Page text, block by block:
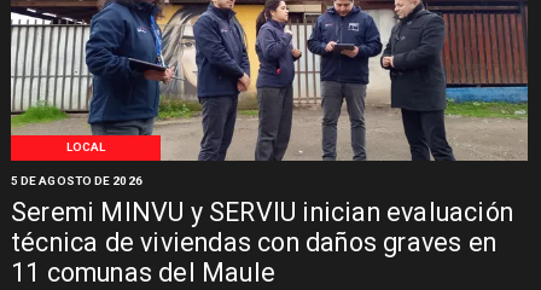
LOCAL
Seremi MINVU y SERVIU inician evaluación
técnica de viviendas con daños graves en
11 comunas del Maule
5 DE AGOSTO DE 2026